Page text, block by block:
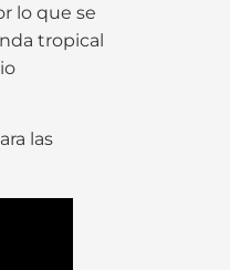
lo que se
tropical
las